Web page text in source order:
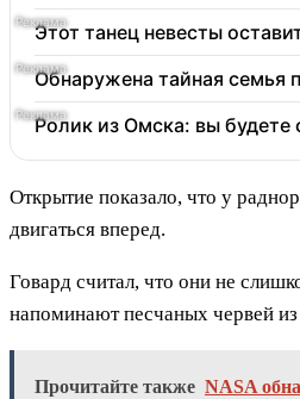
Этот танец невесты
Обнаружена тайная семья
Ролик из Омска: вы будете
Открытие показало, что у
двигаться вперед.
Говард считал, что они не
напоминают песчаных червей
Прочитайте также NASA